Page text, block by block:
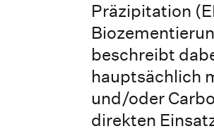
Präzipitation
beschreibt
hauptsächlich
und/oder
direkten